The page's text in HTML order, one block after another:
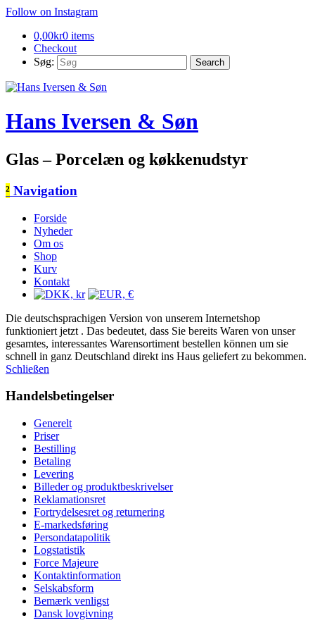
Follow on Instagram
0,00kr0 items
Checkout
Søg:
Hans Iversen & Søn
Glas – Porcelæn og køkkenudstyr
² Navigation
Forside
Nyheder
Om os
Shop
Kurv
Kontakt
Die deutschsprachigen Version von unserem Internetshop
funktioniert jetzt . Das bedeutet, dass Sie bereits Waren von unser
gesamtes, interessantes Warensortiment bestellen können um sie
schnell in ganz Deutschland direkt ins Haus geliefert zu bekommen.
Schließen
Handelsbetingelser
Generelt
Priser
Bestilling
Betaling
Levering
Billeder og produktbeskrivelser
Reklamationsret
Fortrydelsesret og returnering
E-markedsføring
Persondatapolitik
Logstatistik
Force Majeure
Kontaktinformation
Selskabsform
Bemærk venligst
Dansk lovgivning